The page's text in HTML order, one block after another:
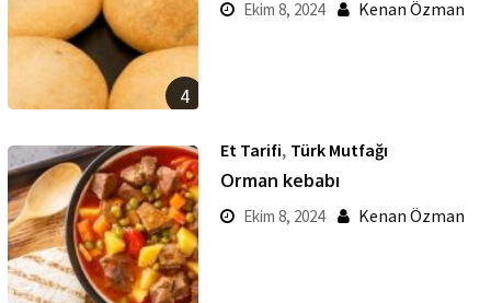
4
Ekim 8, 2024 Kenan Özman
Et Tarifi, Türk Mutfağı
Orman kebabı
Ekim 8, 2024 Kenan Özman